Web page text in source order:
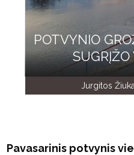
POTVYNIO
SUGRĮŽO
Jurgitos
Pavasarinis potvynis